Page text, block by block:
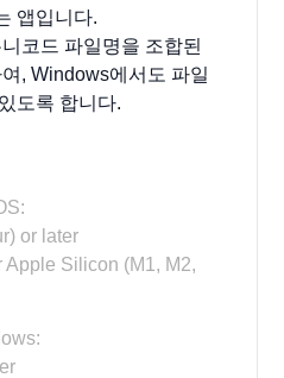
앱입니다.
코드 파일명을 조합된
, Windows에서도 파일
도록 합니다.
or later
Apple Silicon (M1, M2,